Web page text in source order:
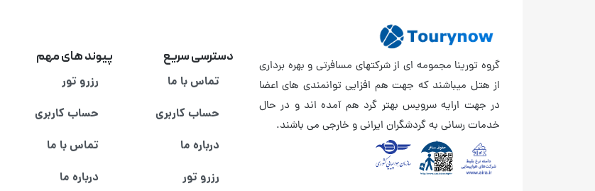
گروه تورینا مجمومه ای از شرکتهای مسافرتی و بهره برداری
از هتل میباشند که جهت هم افزایی توانمندی های اعضا
در جهت ارایه سرویس بهتر گرد هم آمده اند و در حال
خدمات رسانی به گردشگران ایرانی و خارجی می باشند.
دسترسی سریع
تماس با ما
حساب کاربری
درباره ما
رزرو تور
پیوند های مهم
رزرو تور
حساب کاربری
تماس با ما
درباره ما